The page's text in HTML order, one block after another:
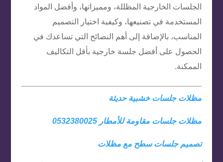
الجلسات الخارجية المظللة، ومميزاتها، وأفضل المواد
المستخدمة في تصنيعها، وكيفية اختيار التصميم
المناسب، بالإضافة إلى أهم النصائح التي تساعدك في
الحصول على أفضل جلسة خارجية بأقل التكاليف
الممكنة.
مظلات جلسات خشبية حديثة
مظلات جلسات مقاومة للأمطار 0532380025
تصميم جلسات سطح مع مظلات